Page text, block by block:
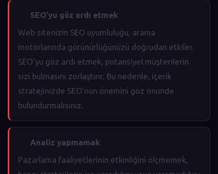
SEO'yu göz ardı etmek
Web sitenizin SEO uyumluluğu, arama
motorlarında görünürlüğünüzü doğrudan etkiler.
SEO'yu göz ardı etmek, potansiyel müşterilerin
sizi bulmasını zorlaştırır. Bu nedenle, içerik
stratejinizde SEO'nun önemini göz önünde
bulundurmalısınız.
Analiz yapmamak
Pazarlama faaliyetlerinin etkinliğini ölçmemek,